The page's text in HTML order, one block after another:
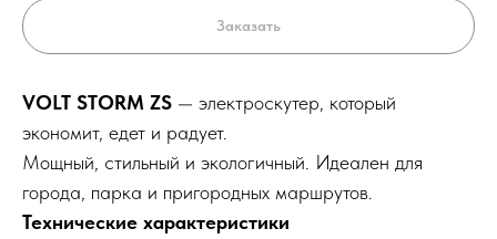
Заказать
VOLT STORM ZS — электроскутер, который
экономит, едет и радует.
Мощный, стильный и экологичный. Идеален для
города, парка и пригородных маршрутов.
Технические характеристики